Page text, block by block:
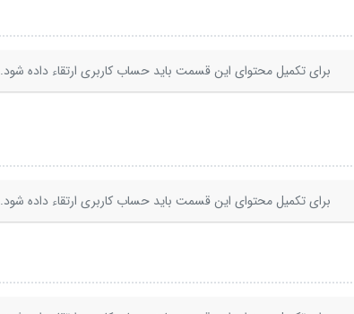
برای تکمیل محتوای این قسمت باید حساب کاربری ارتقاء داده شود.
برای تکمیل محتوای این قسمت باید حساب کاربری ارتقاء داده شود.